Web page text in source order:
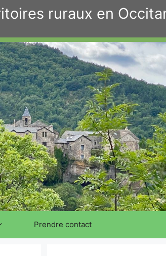
ruraux en
Prendre contact